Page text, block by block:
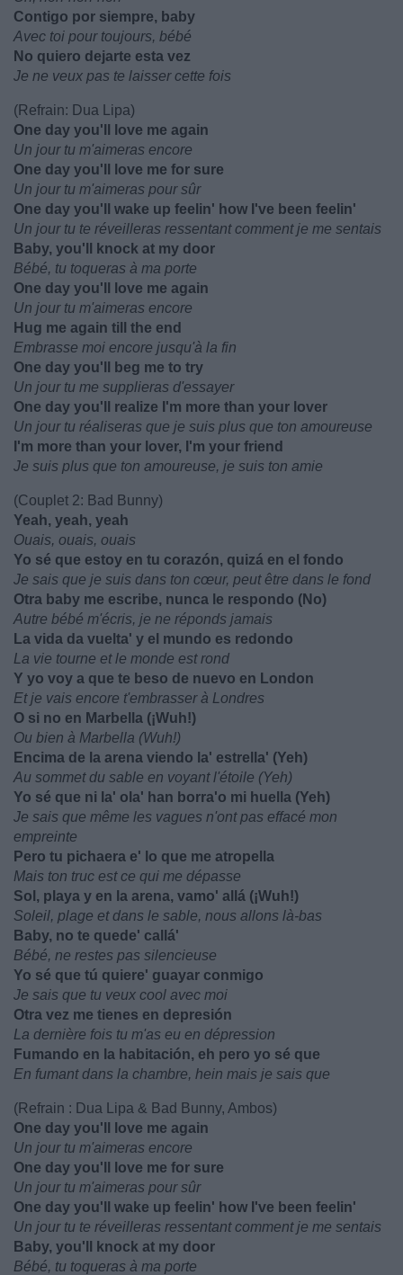
Contigo por siempre, baby
Avec toi pour toujours, bébé
No quiero dejarte esta vez
Je ne veux pas te laisser cette fois
(Refrain: Dua Lipa)
One day you'll love me again
Un jour tu m'aimeras encore
One day you'll love me for sure
Un jour tu m'aimeras pour sûr
One day you'll wake up feelin' how I've been feelin'
Un jour tu te réveilleras ressentant comment je me sentais
Baby, you'll knock at my door
Bébé, tu toqueras à ma porte
One day you'll love me again
Un jour tu m'aimeras encore
Hug me again till the end
Embrasse moi encore jusqu'à la fin
One day you'll beg me to try
Un jour tu me supplieras d'essayer
One day you'll realize I'm more than your lover
Un jour tu réaliseras que je suis plus que ton amoureuse
I'm more than your lover, I'm your friend
Je suis plus que ton amoureuse, je suis ton amie
(Couplet 2: Bad Bunny)
Yeah, yeah, yeah
Ouais, ouais, ouais
Yo sé que estoy en tu corazón, quizá en el fondo
Je sais que je suis dans ton cœur, peut être dans le fond
Otra baby me escribe, nunca le respondo (No)
Autre bébé m'écris, je ne réponds jamais
La vida da vuelta' y el mundo es redondo
La vie tourne et le monde est rond
Y yo voy a que te beso de nuevo en London
Et je vais encore t'embrasser à Londres
O si no en Marbella (¡Wuh!)
Ou bien à Marbella (Wuh!)
Encima de la arena viendo la' estrella' (Yeh)
Au sommet du sable en voyant l'étoile (Yeh)
Yo sé que ni la' ola' han borra'o mi huella (Yeh)
Je sais que même les vagues n'ont pas effacé mon
empreinte
Pero tu pichaera e' lo que me atropella
Mais ton truc est ce qui me dépasse
Sol, playa y en la arena, vamo' allá (¡Wuh!)
Soleil, plage et dans le sable, nous allons là-bas
Baby, no te quede' callá'
Bébé, ne restes pas silencieuse
Yo sé que tú quiere' guayar conmigo
Je sais que tu veux cool avec moi
Otra vez me tienes en depresión
La dernière fois tu m'as eu en dépression
Fumando en la habitación, eh pero yo sé que
En fumant dans la chambre, hein mais je sais que
(Refrain : Dua Lipa & Bad Bunny, Ambos)
One day you'll love me again
Un jour tu m'aimeras encore
One day you'll love me for sure
Un jour tu m'aimeras pour sûr
One day you'll wake up feelin' how I've been feelin'
Un jour tu te réveilleras ressentant comment je me sentais
Baby, you'll knock at my door
Bébé, tu toqueras à ma porte